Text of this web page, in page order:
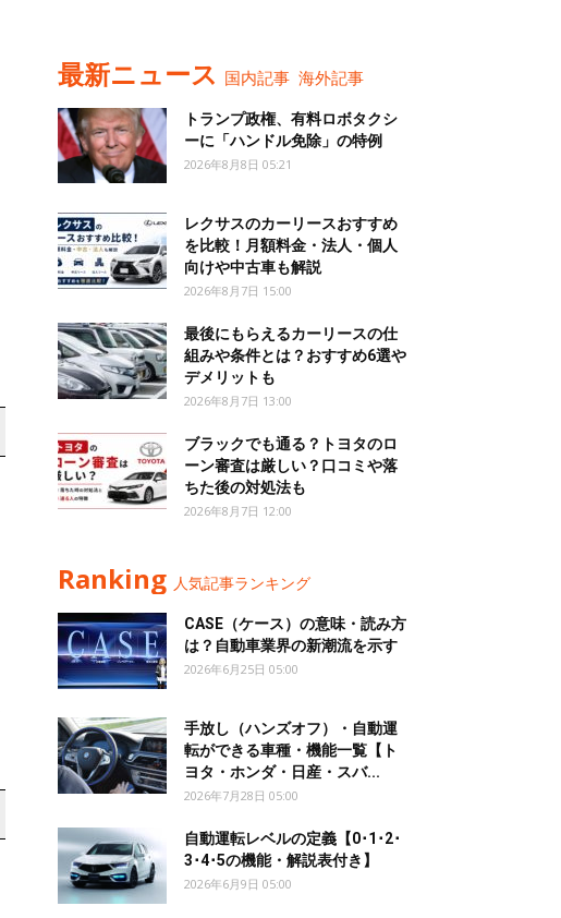
最新ニュース 国内記事 海外記事
トランプ政権、有料ロボタクシ
ーに「ハンドル免除」の特例
2026年8月8日 05:21
レクサスのカーリースおすすめ
を比較！月額料金・法人・個人
向けや中古車も解説
2026年8月7日 15:00
最後にもらえるカーリースの仕
組みや条件とは？おすすめ6選や
デメリットも
2026年8月7日 13:00
ブラックでも通る？トヨタのロ
ーン審査は厳しい？口コミや落
ちた後の対処法も
2026年8月7日 12:00
Ranking 人気記事ランキング
CASE（ケース）の意味・読み方
は？自動車業界の新潮流を示す
2026年6月25日 05:00
手放し（ハンズオフ）・自動運
転ができる車種・機能一覧【ト
ヨタ・ホンダ・日産・スバ...
2026年7月28日 05:00
自動運転レベルの定義【0･1･2･
3･4･5の機能・解説表付き】
2026年6月9日 05:00